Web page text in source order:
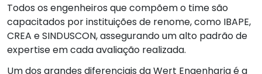
Todos os engenheiros que compõem o time são
capacitados por instituições de renome, como IBAPE,
CREA e SINDUSCON, assegurando um alto padrão de
expertise em cada avaliação realizada.
Um dos grandes diferenciais da Wert Engenharia é a